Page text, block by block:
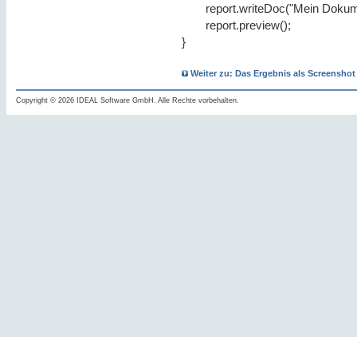
report.writeDoc("Mein
report.preview();
}
Weiter zu: Das Ergebnis als Screenshot
Copyright © 2026 IDEAL Software GmbH. Alle Rechte vorbehalten.